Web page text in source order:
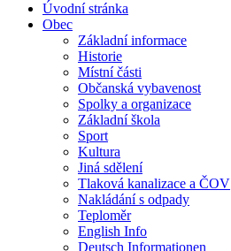
Úvodní stránka
Obec
Základní informace
Historie
Místní části
Občanská vybavenost
Spolky a organizace
Základní škola
Sport
Kultura
Jiná sdělení
Tlaková kanalizace a ČOV
Nakládání s odpady
Teploměr
English Info
Deutsch Informationen